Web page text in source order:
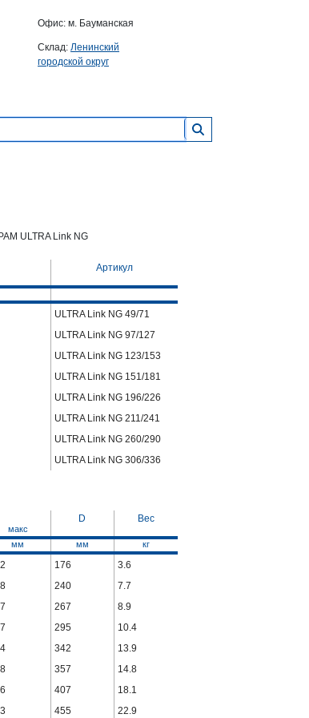
Офис: м. Бауманская
Склад: Ленинский
городской округ
ULTRA Link NG
Артикул
ULTRA Link NG 49/71
ULTRA Link NG 97/127
ULTRA Link NG 123/153
ULTRA Link NG 151/181
ULTRA Link NG 196/226
ULTRA Link NG 211/241
ULTRA Link NG 260/290
ULTRA Link NG 306/336
D Вес
макс
мм мм кг
176
3.6
240
7.7
267
8.9
295
10.4
342
13.9
357
14.8
407
18.1
455 22.9